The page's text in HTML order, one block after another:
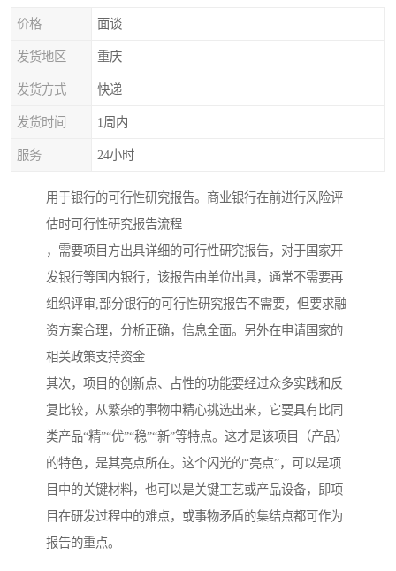
价格 面谈
发货地区 重庆
发货方式 快递
发货时间 1周内
服务 24小时
用于银行的可行性研究报告。商业银行在前进行风险评
估时可行性研究报告流程
，需要项目方出具详细的可行性研究报告，对于国家开
发银行等国内银行，该报告由单位出具，通常不需要再
组织评审,部分银行的可行性研究报告不需要，但要求融
资方案合理，分析正确，信息全面。另外在申请国家的
相关政策支持资金
其次，项目的创新点、占性的功能要经过众多实践和反
复比较，从繁杂的事物中精心挑选出来，它要具有比同
类产品“精”“优”“稳”“新”等特点。这才是该项目（产品）
的特色，是其亮点所在。这个闪光的“亮点”，可以是项
目中的关键材料，也可以是关键工艺或产品设备，即项
目在研发过程中的难点，或事物矛盾的集结点都可作为
报告的重点。